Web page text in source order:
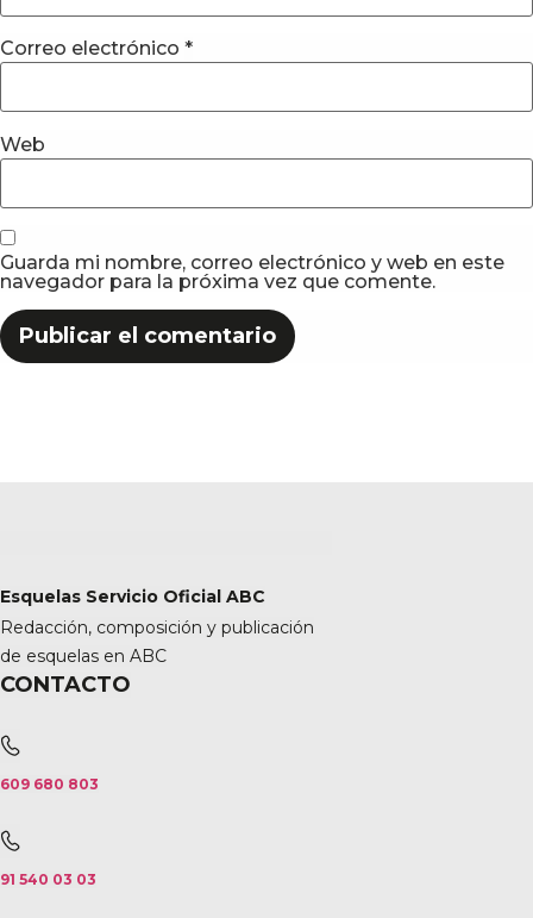
Correo electrónico *
Web
Guarda mi nombre, correo electrónico y web en este
navegador para la próxima vez que comente.
Esquelas Servicio Oficial ABC
Redacción, composición y publicación
de esquelas en ABC
CONTACTO
609 680 803
91 540 03 03